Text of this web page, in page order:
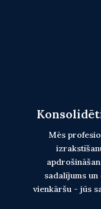
Mēs
sadalījums
vienkāršu - jūs